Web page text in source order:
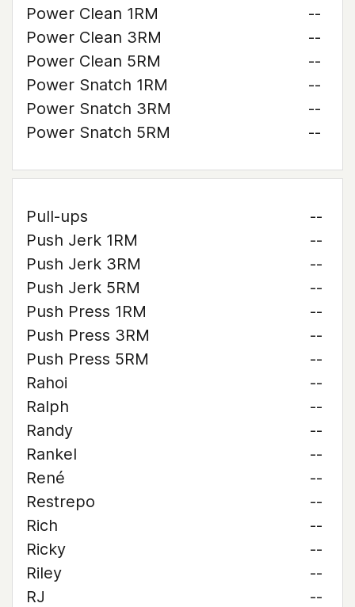
Power Clean 1RM
--
Power Clean 3RM
--
Power Clean 5RM
--
Power Snatch 1RM
--
Power Snatch 3RM
--
Power Snatch 5RM
--
Pull-ups
--
Push Jerk 1RM
--
Push Jerk 3RM
--
Push Jerk 5RM
--
Push Press 1RM
--
Push Press 3RM
--
Push Press 5RM
--
Rahoi
--
Ralph
--
Randy
--
Rankel
--
René
--
Restrepo
--
Rich
--
Ricky
--
Riley
--
RJ
--